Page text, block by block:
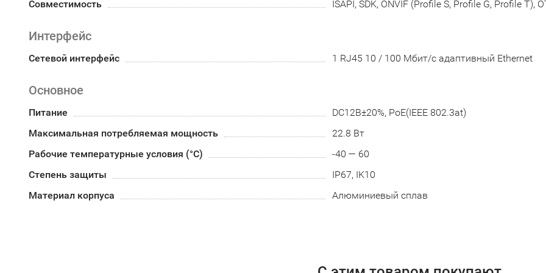
Совместимость ISAPI, SDK, ONVIF (Profile S, Profile G, Profile T),
Интерфейс
Сетевой интерфейс 1 RJ45 10 / 100 Мбит/с адаптивный Ethernet
Основное
Питание
DC12В±20%, PoE(IEEE 802.3at)
Максимальная потребляемая мощность
22.8 Вт
Рабочие температурные условия (°С)
-40 — 60
Степень защиты
IP67, IK10
Материал корпуса
Алюминиевый сплав